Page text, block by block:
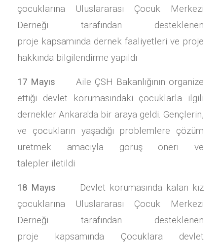
çocuklarına Uluslararası Çocuk Merkezi
Derneği tarafından desteklenen
proje kapsamında dernek faaliyetleri ve proje
hakkında bilgilendirme yapıldı
17 Mayıs
Aile ÇSH Bakanlığının organize
ettiği devlet korumasındaki çocuklarla ilgili
dernekler Ankara'da bir araya geldi. Gençlerin,
ve çocukların yaşadığı problemlere çözüm
üretmek amacıyla görüş öneri ve
talepler iletildi
18 Mayıs
Devlet korumasında kalan kız
çocuklarına Uluslararası Çocuk Merkezi
Derneği tarafından desteklenen
proje kapsamında Çocuklara devlet